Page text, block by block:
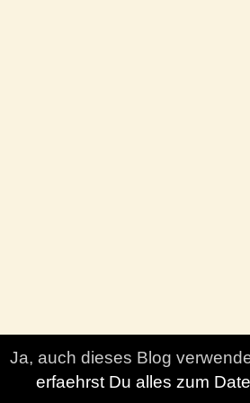
Ja, auch dieses Blog
erfaehrst Du alles zum